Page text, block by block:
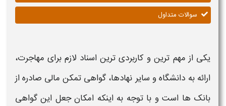
سوالات متداول
یکی از مهم ترین و کاربردی ترین اسناد لازم برای مهاجرت،
ارائه به دانشگاه و سایر نهادها، گواهی تمکن مالی صادره از
بانک ها است و با توجه به اینکه امکان جعل این گواهی